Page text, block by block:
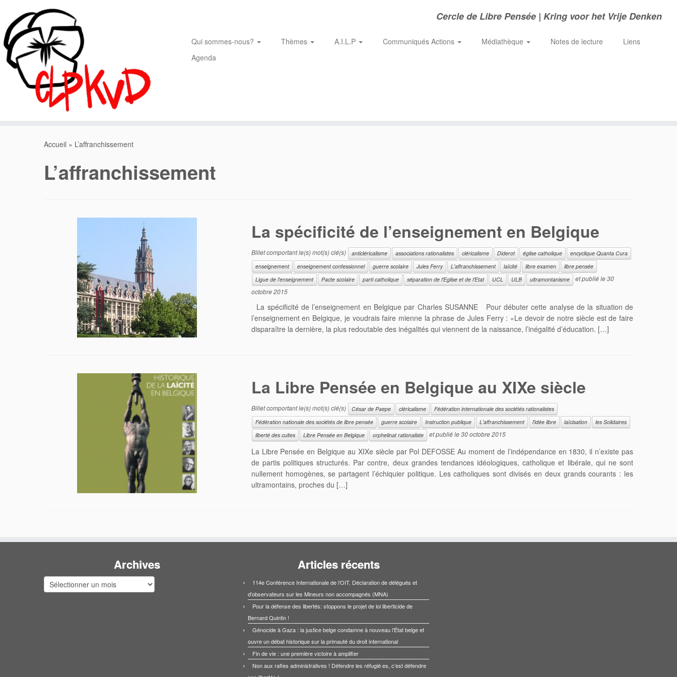
contenu
Cercle de Libre Pensée | Kring voor het Vrije Denken
Qui sommes-nous? Thèmes A.I.L.P Communiqués Actions Médiathèque Notes de lecture
Liens
Agenda
Accueil » L’affranchissement
L’affranchissement
La spécificité de l’enseignement en Belgique
Billet comportant le(s) mot(s) clé(s) anticléricalisme associations rationalistes cléricalisme Diderot église catholique
encyclique Quanta Cura
enseignement
enseignement confessionnel guerre scolaire Jules Ferry L'affranchissement laïcité libre examen
libre pensée
Ligue de l'enseignement
Pacte scolaire parti catholique séparation de l'Eglise et de l'Etat UCL ULB ultramontanisme et publié le30
octobre 2015
La spécificité de l’enseignement en Belgique par Charles SUSANNE Pour débuter cette analyse de la situation de
l’enseignement en Belgique, je voudrais faire mienne la phrase de Jules Ferry : «Le devoir de notre siècle est de faire
disparaître la dernière, la plus redoutable des inégalités qui viennent de la naissance, l’inégalité d’éducation. […]
La Libre Pensée en Belgique au XIXe siècle
Billet comportant le(s) mot(s) clé(s) César de Paepe cléricalisme
Fédération internationale des sociétés rationalistes
Fédération nationale des sociétés de libre pensée
guerre scolaire Instruction publique L'affranchissement l'idée libre laïcisation
les Solidaires
liberté des cultes
Libre Pensée en Belgique orphelinat rationaliste et publié le30 octobre 2015
La Libre Pensée en Belgique au XIXe siècle par Pol DEFOSSE Au moment de l’indépendance en 1830, il n’existe pas
de partis politiques structurés. Par contre, deux grandes tendances idéologiques, catholique et libérale, qui ne sont
nullement homogènes, se partagent l’échiquier politique. Les catholiques sont divisés en deux grands courants : les
ultramontains, proches du […]
Archives
Archives
Articles récents
114e Conférence Internationale de l’OIT. Déclaration de délégués et
d’observateurs sur les Mineurs non accompagnés (MNA)
Pour la défense des libertés: stoppons le projet de loi liberticide de
Bernard Quintin !
Génocide à Gaza : la justice belge condamne à nouveau l’État belge et
ouvre un débat historique sur la primauté du droit international
Fin de vie : une première victoire à amplifier
Non aux rafles administratives ! Défendre les réfugié·es, c’est défendre